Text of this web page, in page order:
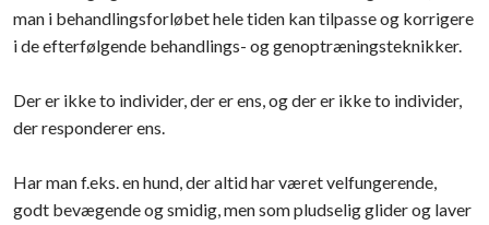
man i behandlingsforløbet hele tiden kan tilpasse og korrigere
i de efterfølgende behandlings- og genoptræningsteknikker.
Der er ikke to individer, der er ens, og der er ikke to individer,
der responderer ens.
Har man f.eks. en hund, der altid har været velfungerende,
godt bevægende og smidig, men som pludselig glider og laver